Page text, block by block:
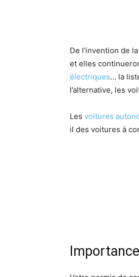
De l’invention de
et elles
électriques… la
l’alternative, les
Les voitures
il des voitures à